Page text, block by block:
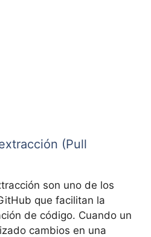
(Pull
son uno de los
que facilitan la
de código. Cuando un
cambios en una